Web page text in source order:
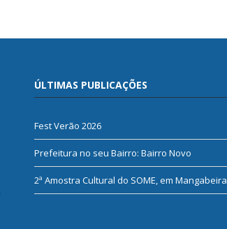
ÚLTIMAS PUBLICAÇÕES
Fest Verão 2026
Prefeitura no seu Bairro: Bairro Novo
2ª Amostra Cultural do SOME, em Mangabeira